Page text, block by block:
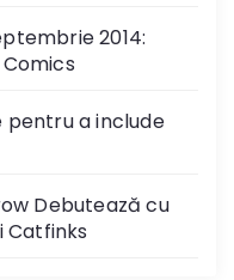
2014:
pentru a include
Debutează cu
Catfinks